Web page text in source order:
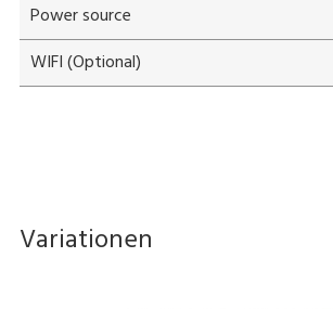
Power source
WIFI (Optional)
Variationen